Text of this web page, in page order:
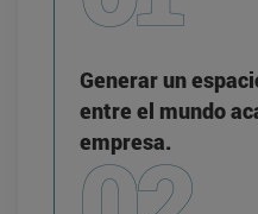
Generar un
entre el mundo
empresa.